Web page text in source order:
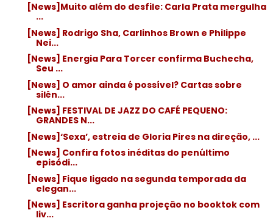
[News]Muito além do desfile: Carla Prata mergulha
...
[News] Rodrigo Sha, Carlinhos Brown e Philippe
Nei...
[News] Energia Para Torcer confirma Buchecha,
Seu ...
[News] O amor ainda é possível? Cartas sobre
silên...
[News] FESTIVAL DE JAZZ DO CAFÉ PEQUENO:
GRANDES N...
[News]‘Sexa’, estreia de Gloria Pires na direção, ...
[News] Confira fotos inéditas do penúltimo
episódi...
[News] Fique ligado na segunda temporada da
elegan...
[News] Escritora ganha projeção no booktok com
liv...